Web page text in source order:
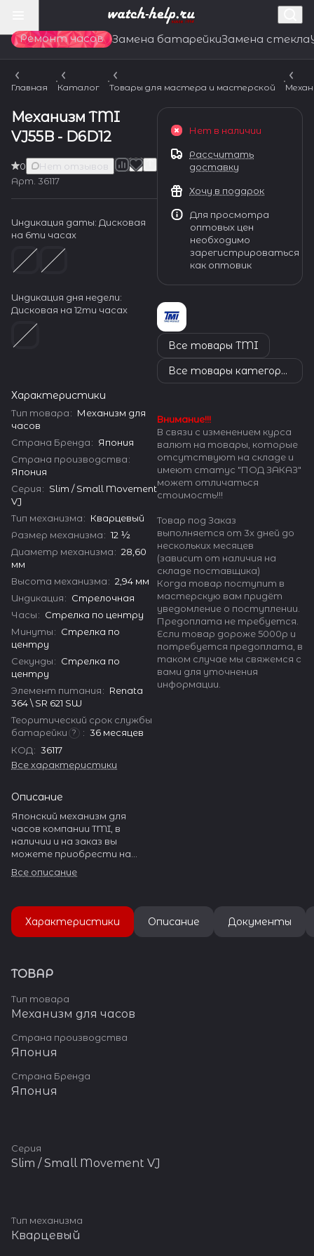
Ремонт часов Замена батарейкиЗамена стекла
Главная Каталог Товары для мастера и мастерской
Механизм TMI
VJ55B - D6D12
0
Нет отзывов
Арт. 36117
Индикация даты: Дисковая
на 6ти часах
Индикация дня недели:
Дисковая на 12ти часах
Характеристики
Тип товара: Механизм для
часов
Страна Бренда: Япония
Страна производства:
Япония
Серия: Slim / Small Movement
VJ
Тип механизма: Кварцевый
Размер механизма: 12 ½
Диаметр механизма: 28,60
мм
Высота механизма: 2,94 мм
Индикация: Стрелочная
Часы: Стрелка по центру
Минуты: Стрелка по
центру
Секунды: Стрелка по
центру
Элемент питания: Renata
364 \ SR 621 SW
Теоритический срок службы
батарейки ? : 36 месяцев
КОД: 36117
Все характеристики
Описание
Японский механизм для
часов компании TMI, в
наличии и на заказ вы
можете приобрести на
TMI - SEIKO производит
разнообразных часовых
механизмов.
Все описание
Нет в наличии
Рассчитать
доставку
Хочу в подарок
Для просмотра
оптовых цен
необходимо
зарегистрироваться
как оптовик
Все товары TMI
Все товары категории
Внимание!!!
В связи с изменением курса
валют на товары, которые
отсутствуют на складе и
имеют статус "ПОД ЗАКАЗ"
может отличаться
стоимость!!!
Товар под Заказ
выполняется от 3х дней до
нескольких месяцев
(зависит от наличия на
складе поставщика)
Когда товар поступит в
мастерскую вам придёт
уведомление о поступлении.
Предоплата не требуется.
Если товар дороже 5000р и
потребуется предоплата, в
таком случае мы свяжемся с
вами для уточнения
информации.
Характеристики Описание Документы
ТОВАР
Тип товара
Механизм для часов
Страна производства
Япония
Страна Бренда
Япония
Серия
Slim / Small Movement VJ
Тип механизма
Кварцевый